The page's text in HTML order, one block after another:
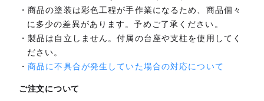
商品の塗装は彩色工程が手作業になるため、商品個々
に多少の差異があります。予めご了承ください。
製品は自立しません。付属の台座や支柱を使用してく
ださい。
商品に不具合が発生していた場合の対応について
ご注文について